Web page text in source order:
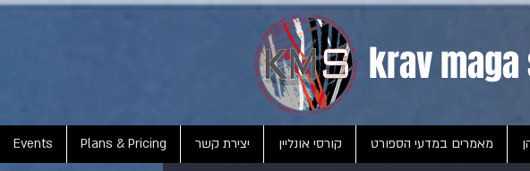
krav
מאמרים במדעי הספורט קורסי אונליין יצירת קשר Plans & Pricing
Events